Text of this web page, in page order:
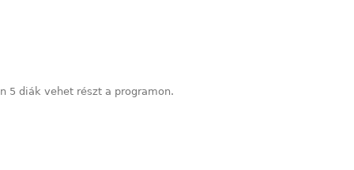
5 diák vehet részt a programon.